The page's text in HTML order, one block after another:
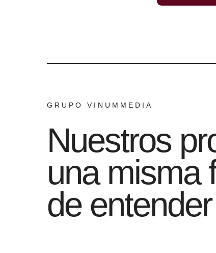
GRUPO VINUMMEDIA
Nuestros
una misma
de